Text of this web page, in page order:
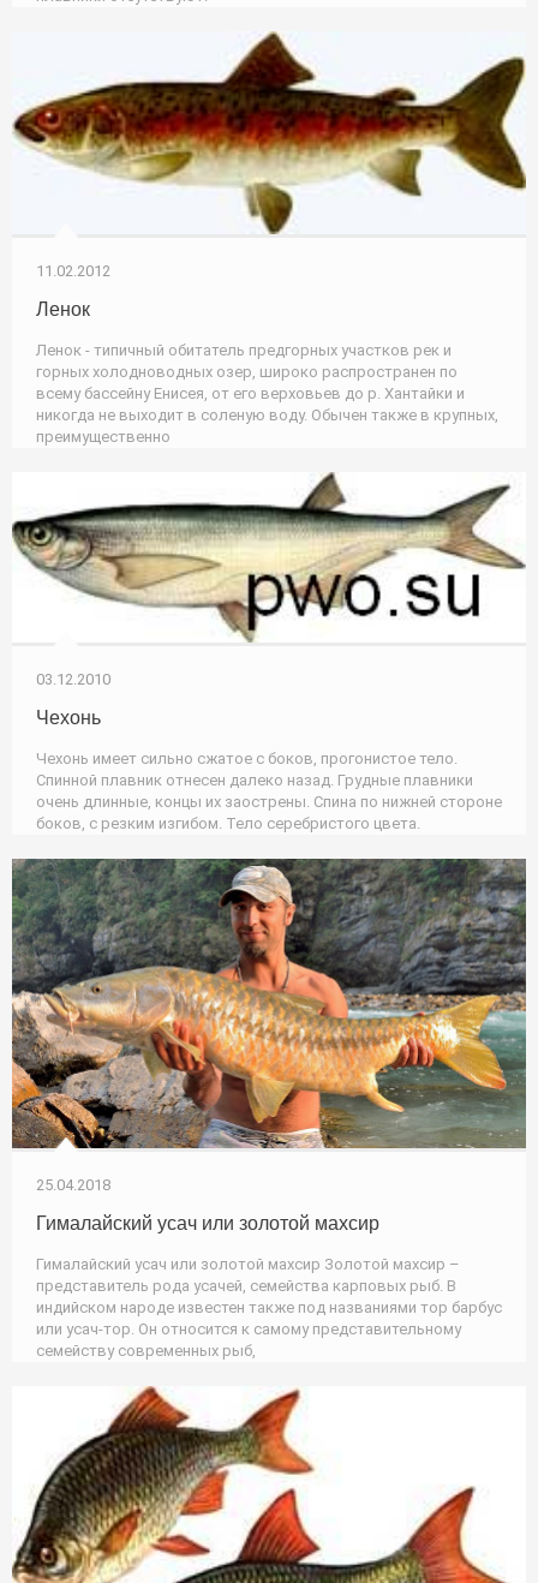
11.02.2012
Ленок
Ленок - типичный обитатель предгорных участков рек и
горных холодноводных озер, широко распространен по
всему бассейну Енисея, от его верховьев до р. Хантайки и
никогда не выходит в соленую воду. Обычен также в крупных,
преимущественно
03.12.2010
Чехонь
Чехонь имеет сильно сжатое с боков, прогонистое тело.
Спинной плавник отнесен далеко назад. Грудные плавники
очень длинные, концы их заострены. Спина по нижней стороне
боков, с резким изгибом. Тело серебристого цвета.
25.04.2018
Гималайский усач или золотой махсир
Гималайский усач или золотой махсир Золотой махсир –
представитель рода усачей, семейства карповых рыб. В
индийском народе известен также под названиями тор барбус
или усач-тор. Он относится к самому представительному
семейству современных рыб,